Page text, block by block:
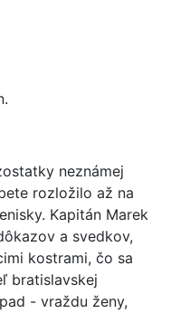
neznámej
rozložilo až na
Kapitán Marek
a svedkov,
kostrami, čo sa
bratislavskej
- vraždu ženy,